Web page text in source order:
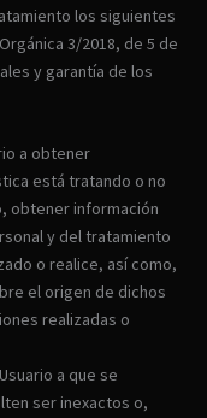
los siguientes
3/2018, de 5 de
y garantía de los
a obtener
está tratando o no
obtener información
y del tratamiento
o realice, así como,
el origen de dichos
realizadas o
a que se
ser inexactos o,